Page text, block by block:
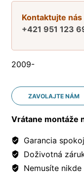
Kontaktujte nás
+421 951 123
2009-
ZAVOLAJTE NÁM
Vrátane montáže
Garancia
Doživotná
Nemusíte